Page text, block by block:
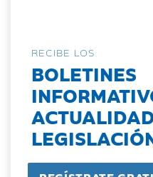
RECIBE LOS
BOLETINES